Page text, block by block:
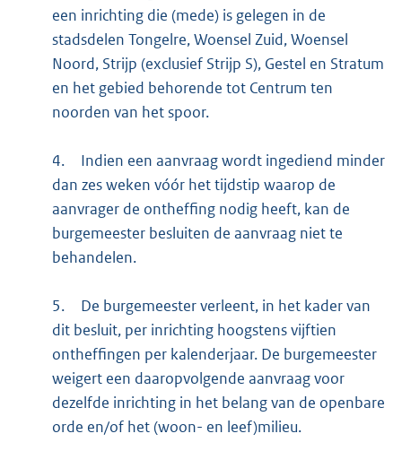
een inrichting die (mede) is gelegen in de
stadsdelen Tongelre, Woensel Zuid, Woensel
Noord, Strijp (exclusief Strijp S), Gestel en Stratum
en het gebied behorende tot Centrum ten
noorden van het spoor.
4.
Indien een aanvraag wordt ingediend minder
dan zes weken vóór het tijdstip waarop de
aanvrager de ontheffing nodig heeft, kan de
burgemeester besluiten de aanvraag niet te
behandelen.
5.
De burgemeester verleent, in het kader van
dit besluit, per inrichting hoogstens vijftien
ontheffingen per kalenderjaar. De burgemeester
weigert een daaropvolgende aanvraag voor
dezelfde inrichting in het belang van de openbare
orde en/of het (woon- en leef)milieu.